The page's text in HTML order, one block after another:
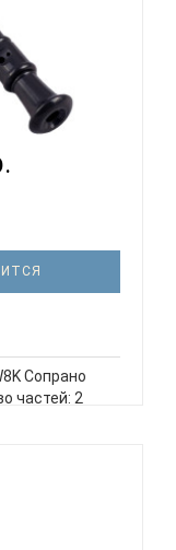
НЕМЕЦКАЯ
Сопрано
частей: 2
черный..